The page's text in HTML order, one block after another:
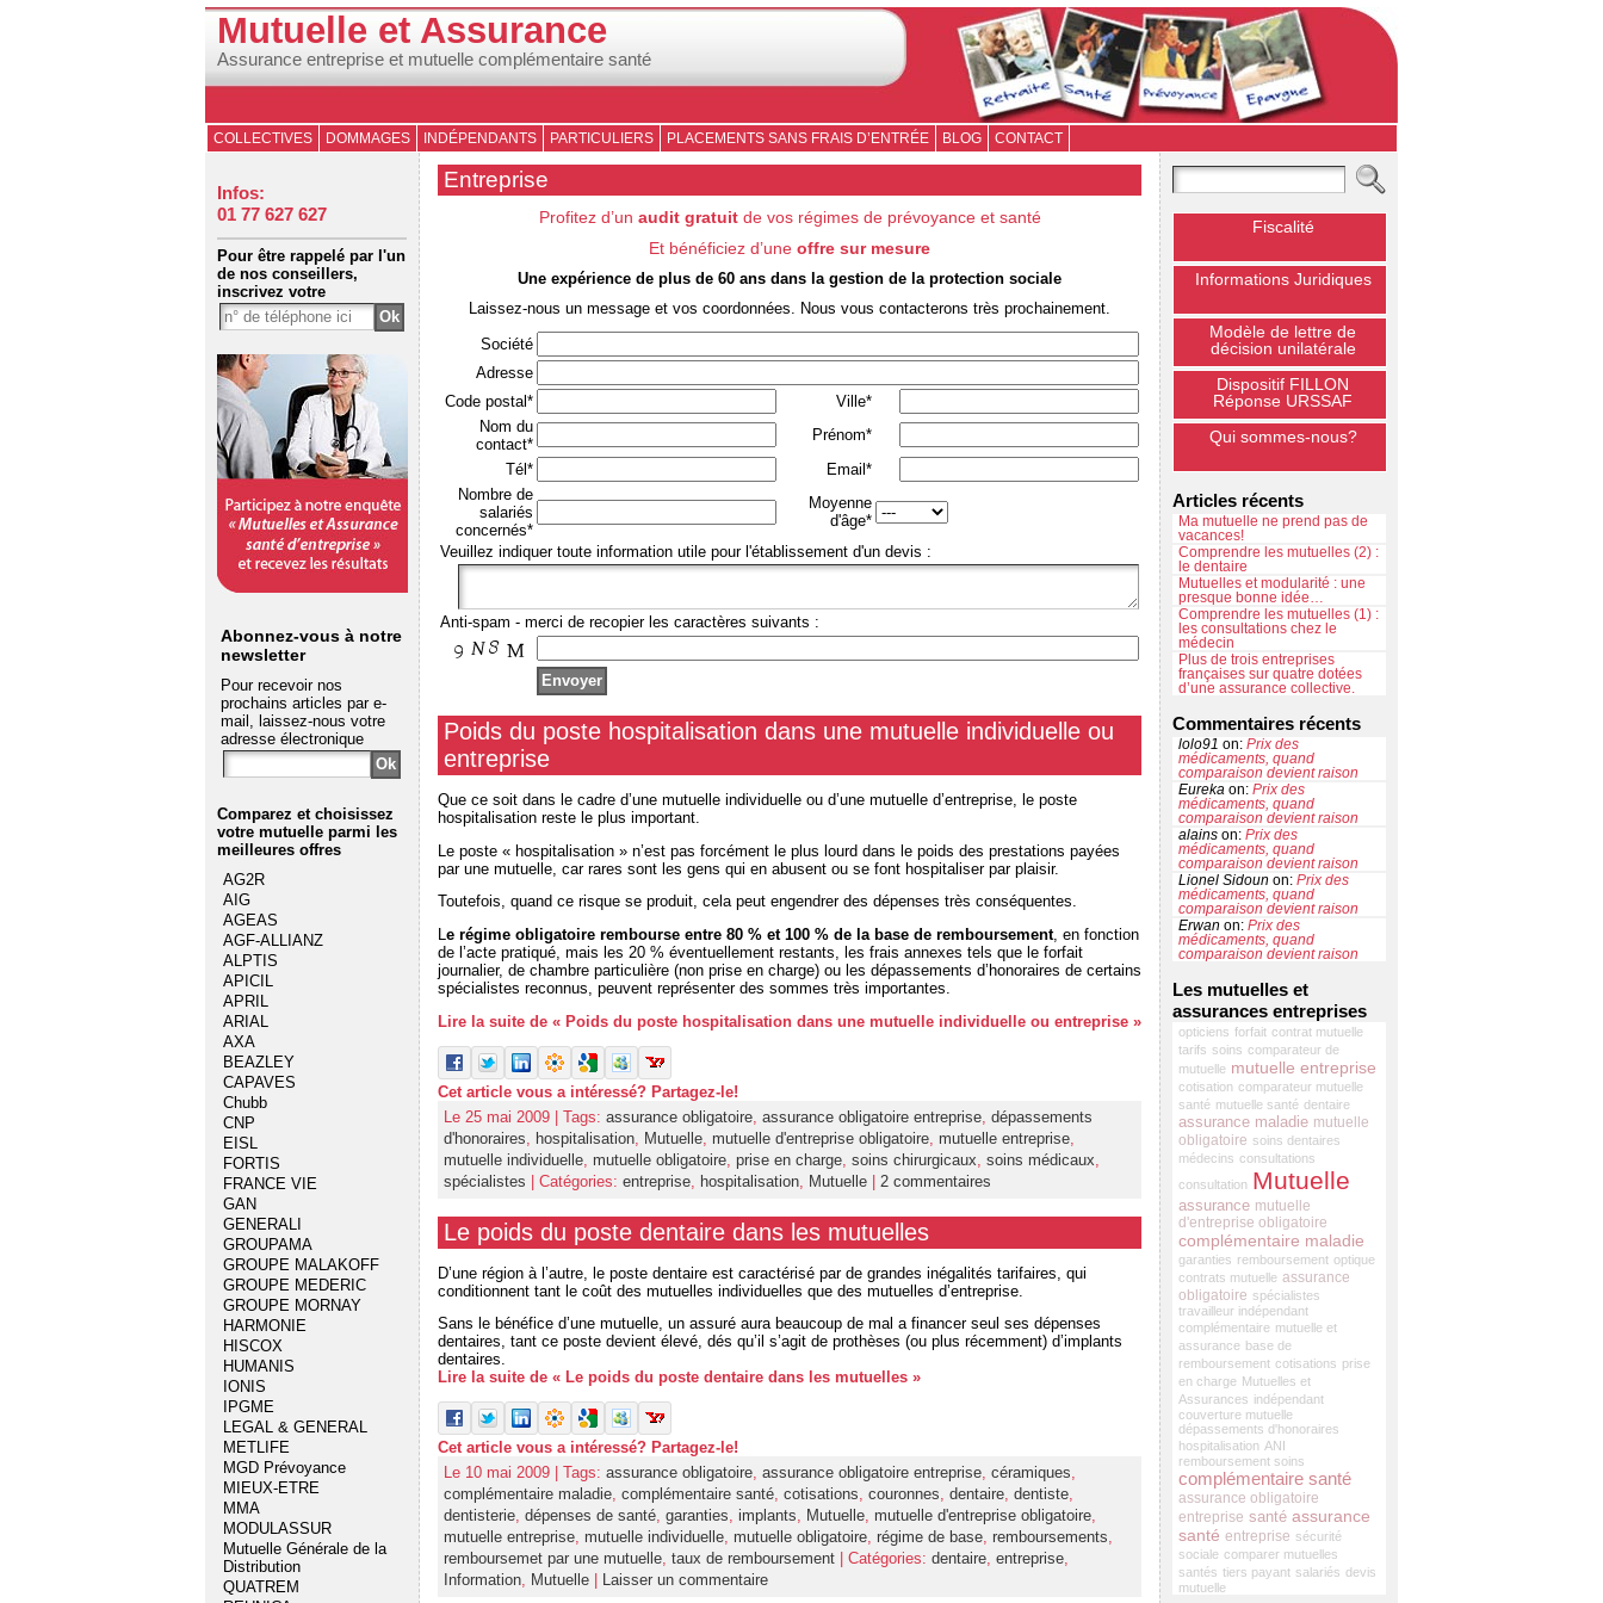
Mutuelle et Assurance
Assurance entreprise et mutuelle complémentaire santé
COLLECTIVES DOMMAGES INDÉPENDANTS PARTICULIERS PLACEMENTS SANS FRAIS D’ENTRÉE BLOG CONTACT
Infos:
01 77 627 627
Pour être rappelé par l'un
de nos conseillers,
inscrivez votre
Abonnez-vous à notre
newsletter
Pour recevoir nos
prochains articles par e-
mail, laissez-nous votre
adresse électronique
Comparez et choisissez
votre mutuelle parmi les
meilleures offres
AG2R
AIG
AGEAS
AGF-ALLIANZ
ALPTIS
APICIL
APRIL
ARIAL
AXA
BEAZLEY
CAPAVES
Chubb
CNP
EISL
FORTIS
FRANCE VIE
GAN
GENERALI
GROUPAMA
GROUPE MALAKOFF
GROUPE MEDERIC
GROUPE MORNAY
HARMONIE
HISCOX
HUMANIS
IONIS
IPGME
LEGAL & GENERAL
METLIFE
MGD Prévoyance
MIEUX-ETRE
MMA
MODULASSUR
Mutuelle Générale de la
Distribution
QUATREM
Entreprise
Profitez d’un audit gratuitde vos régimes de prévoyance et santé
Et bénéficiez d’une offre sur mesure
Une expérience de plus de 60 ans dans la gestion de la protection sociale
Laissez-nous un message et vos coordonnées. Nous vous contacterons très prochainement.
Société
Adresse
Code postal*
Ville*
Nom du
contact*
Prénom*
Tél*
Email*
Nombre de
salariés
concernés*
Moyenne
d'âge*
Veuillez indiquer toute information utile pour l'établissement d'un devis :
Anti-spam - merci de recopier les caractères suivants :
Poids du poste hospitalisation dans une mutuelle individuelle ou
entreprise
Que ce soit dans le cadre d’une mutuelle individuelle ou d’une mutuelle d’entreprise, le poste
hospitalisation reste le plus important.
Le poste « hospitalisation » n’est pas forcément le plus lourd dans le poids des prestations payées
par une mutuelle, car rares sont les gens qui en abusent ou se font hospitaliser par plaisir.
Toutefois, quand ce risque se produit, cela peut engendrer des dépenses très conséquentes.
Le régime obligatoire rembourse entre 80 % et 100 % de la base de remboursement, en fonction
de l’acte pratiqué, mais les 20 % éventuellement restants, les frais annexes tels que le forfait
journalier, de chambre particulière (non prise en charge) ou les dépassements d’honoraires de certains
spécialistes reconnus, peuvent représenter des sommes très importantes.
Lire la suite de « Poids du poste hospitalisation dans une mutuelle individuelle ou entreprise »
Cet article vous a intéressé? Partagez-le!
Le 25 mai 2009 | Tags: assurance obligatoire assurance obligatoire entreprise dépassements
d'honoraires
hospitalisation Mutuelle mutuelle d'entreprise obligatoire mutuelle entreprise
mutuelle individuelle mutuelle obligatoire prise en charge soins chirurgicaux soins médicaux
spécialistes | Catégories: entreprise hospitalisation Mutuelle 2 commentaires
Le poids du poste dentaire dans les mutuelles
D’une région à l’autre, le poste dentaire est caractérisé par de grandes inégalités tarifaires, qui
conditionnent tant le coût des mutuelles individuelles que des mutuelles d’entreprise.
Sans le bénéfice d’une mutuelle, un assuré aura beaucoup de mal a financer seul ses dépenses
dentaires, tant ce poste devient élevé, dés qu’il s’agit de prothèses (ou plus récemment) d’implants
dentaires.
Lire la suite de « Le poids du poste dentaire dans les mutuelles »
Cet article vous a intéressé? Partagez-le!
Le 10 mai 2009 | Tags: assurance obligatoire, assurance obligatoire entreprise, céramiques,
complémentaire maladie, complémentaire santé, cotisations, couronnes, dentaire, dentiste,
dentisterie, dépenses de santé, garanties, implants, Mutuelle, mutuelle d'entreprise obligatoire,
mutuelle entreprise, mutuelle individuelle, mutuelle obligatoire, régime de base, remboursements,
remboursemet par une mutuelle, taux de remboursement | Catégories: dentaire, entreprise,
Information, Mutuelle Laisser un commentaire
Fiscalité
Informations Juridiques
Modèle de lettre de
décision unilatérale
Dispositif FILLON
Réponse URSSAF
Qui sommes-nous?
Articles récents
Ma mutuelle ne prend pas de
vacances!
Comprendre les mutuelles (2) :
le dentaire
Mutuelles et modularité : une
presque bonne idée…
Comprendre les mutuelles (1) :
les consultations chez le
médecin
Plus de trois entreprises
françaises sur quatre dotées
d’une assurance collective.
Commentaires récents
lolo91 on: Prix des
médicaments, quand
comparaison devient raison
Eureka on: Prix des
médicaments, quand
comparaison devient raison
alains on: Prix des
médicaments, quand
comparaison devient raison
Lionel Sidoun on: Prix des
médicaments, quand
comparaison devient raison
Erwan on: Prix des
médicaments, quand
comparaison devient raison
Les mutuelles et
assurances entreprises
opticiens forfait contrat mutuelle
tarifs soins comparateur de
mutuelle mutuelle entreprise
cotisation comparateur mutuelle
santé mutuelle santé dentaire
assurance maladie mutuelle
obligatoire soins dentaires
médecins consultations
consultation Mutuelle
assurance mutuelle
d'entreprise obligatoire
complémentaire maladie
garanties remboursement optique
contrats mutuelle assurance
obligatoire spécialistes
travailleur indépendant
complémentaire mutuelle et
assurance base de
remboursement cotisations prise
en charge Mutuelles et
Assurances indépendant
couverture mutuelle
dépassements d'honoraires
hospitalisation ANI
remboursement soins
complémentaire santé
assurance obligatoire
entreprise santé assurance
santé entreprise sécurité
sociale comparer mutuelles
santés tiers payant salariés devis
mutuelle